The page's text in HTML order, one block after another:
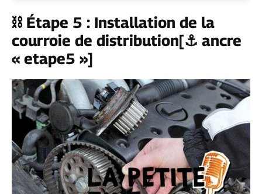
⛓️ Étape 5 : Installation de la
courroie de distribution[⚓ ancre
« etape5 »]